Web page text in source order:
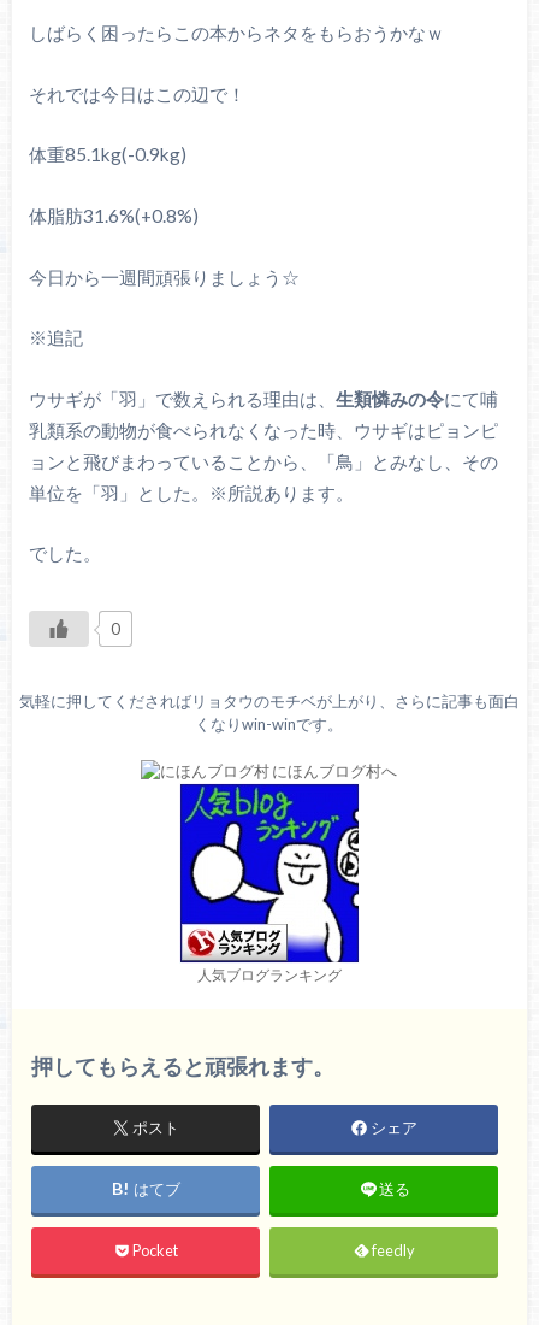
しばらく困ったらこの本からネタをもらおうかなｗ
それでは今日はこの辺で！
体重85.1kg(-0.9kg)
体脂肪31.6%(+0.8%)
今日から一週間頑張りましょう☆
※追記
ウサギが「羽」で数えられる理由は、 生類憐みの令にて哺
乳類系の動物が食べられなくなった時、ウサギはピョンピ
ョンと飛びまわっていることから、「鳥」とみなし、その
単位を「羽」とした。※所説あります。
でした。
0
気軽に押してくださればリョタウのモチベが上がり、さらに記事も面白
くなりwin-winです。
人気ブログランキング
押してもらえると頑張れます。
ポスト シェア
はてブ 送る
Pocket feedly